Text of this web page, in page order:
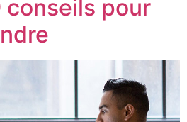
conseils pour